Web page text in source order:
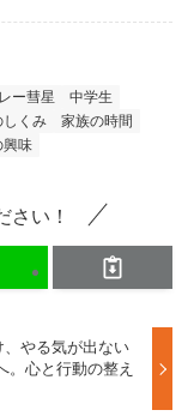
ー彗星
中学生
しくみ
家族の時間
興味
さい！
、やる気が出ない
。心と行動の整え